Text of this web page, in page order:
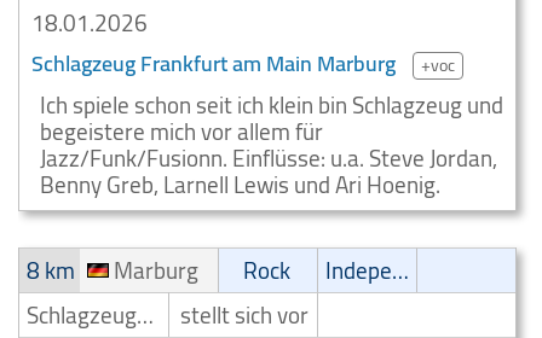
18.01.2026
Schlagzeug Frankfurt am Main Marburg +voc
Ich spiele schon seit ich klein bin Schlagzeug und
begeistere mich vor allem für
Jazz/Funk/Fusionn. Einflüsse: u.a. Steve Jordan,
Benny Greb, Larnell Lewis und Ari Hoenig.
8 km
Marburg Rock
Independent
Schlagzeuger/Drummer
stellt sich vor